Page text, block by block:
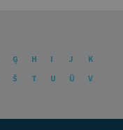
Ģ H I J
K
Š T U Ū
V